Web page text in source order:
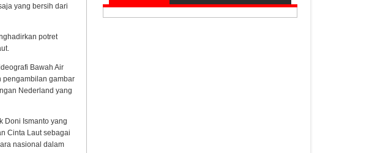
yang bersih dari
potret
Bawah Air
pengambilan gambar
Nederland yang
Doni Ismanto yang
Cinta Laut sebagai
nasional dalam